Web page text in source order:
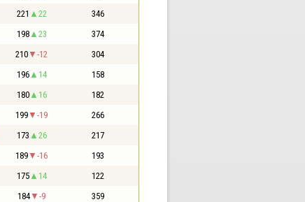
221 22 346
198 23 374
210 -12 304
196 14 158
180 16 182
199 -19 266
173 26 217
189 -16 193
175 14 122
184 -9 359